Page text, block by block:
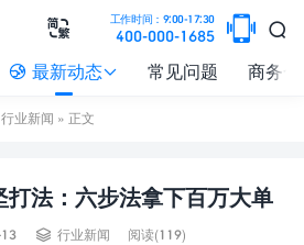

工作时间：9:00-17:30
400-000-1685 

 最新动态 常见问题 商务
行业新闻 » 正文
打法：六步法拿下百万大单
 行业新闻 阅读(119)